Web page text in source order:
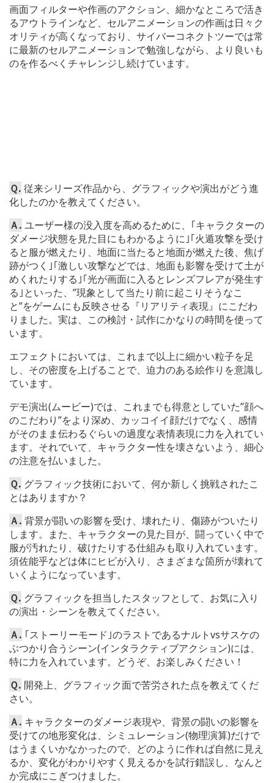
画面フィルターや作画のアクション、細かなところで活き
るアウトラインなど、セルアニメーションの作画は日々ク
オリティが高くなっており、サイバーコネクトツーでは常
に最新のセルアニメーションで勉強しながら、より良いも
のを作るべくチャレンジし続けています。
Ｑ. 従来シリーズ作品から、グラフィックや演出がどう進
化したのかを教えてください。
Ａ. ユーザー様の没入度を高めるために、｢キャラクターの
ダメージ状態を見た目にもわかるように｣｢火遁攻撃を受け
ると服が燃えたり、地面に当たると地面が燃えた後、焦げ
跡がつく｣｢激しい攻撃などでは、地面も影響を受けて土が
めくれたりする｣｢光が画面に入るとレンズフレアが発生す
る｣といった、”現象として当たり前に起こりそうなこ
と”をゲームにも反映させる『リアリティ表現』にこだわ
りました。実は、この検討・試作にかなりの時間を使って
います。
エフェクトにおいては、これまで以上に細かい粒子を足
し、その密度を上げることで、迫力のある絵作りを意識し
ています。
デモ演出(ムービー)では、これまでも得意としていた”顔へ
のこだわり”をより深め、カッコイイ顔だけでなく、感情
がそのまま伝わるぐらいの過度な表情表現に力を入れてい
ます。それでいて、キャラクター性を壊さないよう、細心
の注意を払いました。
Ｑ. グラフィック技術において、何か新しく挑戦されたこ
とはありますか？
Ａ. 背景が闘いの影響を受け、壊れたり、傷跡がついたり
します。また、キャラクターの見た目が、闘っていく中で
服が汚れたり、破けたりする仕組みも取り入れています。
須佐能乎などは体にヒビが入り、さまざまな箇所が壊れて
いくようになっています。
Ｑ. グラフィックを担当したスタッフとして、お気に入り
の演出・シーンを教えてください。
Ａ. ｢ストーリーモード｣のラストであるナルトvsサスケの
ぶつかり合うシーン(インタラクティブアクション)には、
特に力を入れています。どうぞ、お楽しみください！
Ｑ. 開発上、グラフィック面で苦労された点を教えてくだ
さい。
Ａ. キャラクターのダメージ表現や、背景の闘いの影響を
受けての地形変化は、シミュレーション(物理演算)だけで
はうまくいかなかったので、どのように作れば自然に見え
るか、変化がわかりやすく見えるかを試行錯誤し、なんと
か完成にこぎつけました。